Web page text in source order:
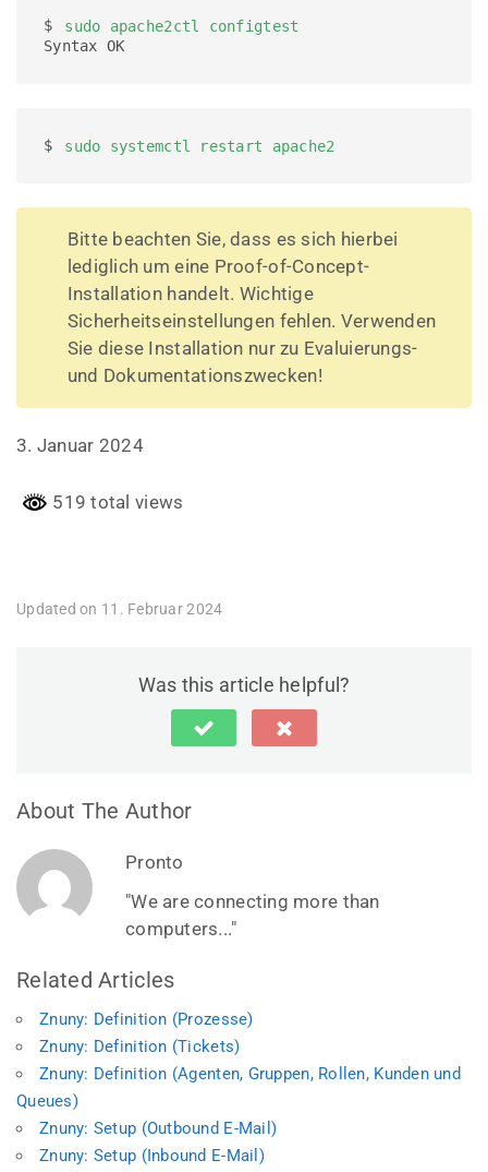
$
sudo apache2ctl configtest
Syntax OK
$ sudo systemctl restart apache2
Bitte beachten Sie, dass es sich hierbei
lediglich um eine Proof-of-Concept-
Installation handelt. Wichtige
Sicherheitseinstellungen fehlen. Verwenden
Sie diese Installation nur zu Evaluierungs-
und Dokumentationszwecken!
3. Januar 2024
519 total views
Updated on 11. Februar 2024
Was this article helpful?
About The Author
Pronto
"We are connecting more than
computers..."
Related Articles
Znuny: Definition (Prozesse)
Znuny: Definition (Tickets)
Znuny: Definition (Agenten, Gruppen, Rollen, Kunden und
Queues)
Znuny: Setup (Outbound E-Mail)
Znuny: Setup (Inbound E-Mail)